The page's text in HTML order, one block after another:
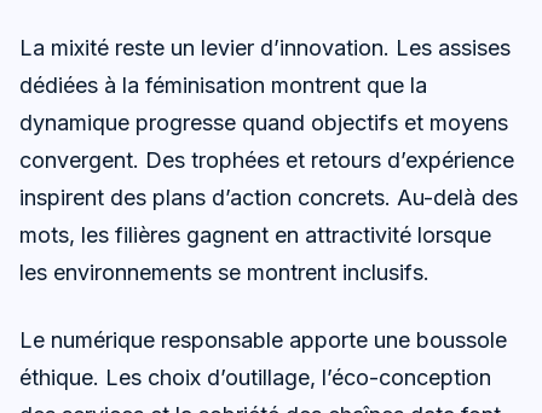
La mixité reste un levier d’innovation. Les assises
dédiées à la féminisation montrent que la
dynamique progresse quand objectifs et moyens
convergent. Des trophées et retours d’expérience
inspirent des plans d’action concrets. Au-delà des
mots, les filières gagnent en attractivité lorsque
les environnements se montrent inclusifs.
Le numérique responsable apporte une boussole
éthique. Les choix d’outillage, l’éco-conception